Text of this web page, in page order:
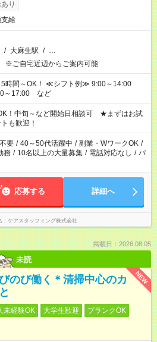
り
給
/ 大麻生駅 / …
※ご自宅近辺からご案内可能
フト例≫ 9:00～14:00
～17:00 など
！中旬～など開始日相談可 ★まずはお試
も歓迎！
要 / 40～50代活躍中 / 副業・WワークOK /
務 / 10名以上の大量募集 / 電話対応なし / パ
応募する 詳細へ
ケアスタッフィング株式会社
掲載日：2026.08.05
未読
NEW
のび働く＊清掃中心のカ
未経験OK 大学生歓迎
ブランクOK